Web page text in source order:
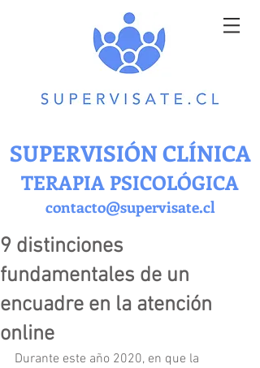
SUPERVISIÓN CLÍNICA
TERAPIA PSICOLÓGICA
contacto@supervisate.cl
9 distinciones
fundamentales de un
encuadre en la atención
online
Durante este año 2020, en que la